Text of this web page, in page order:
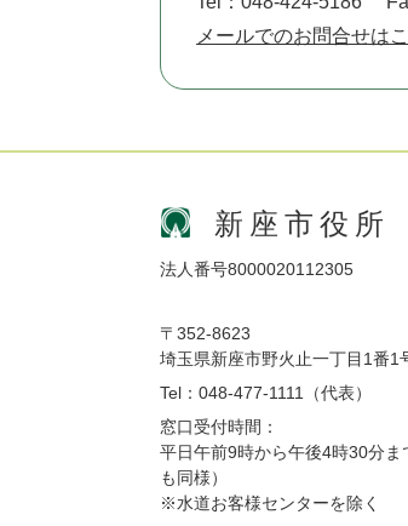
メールでのお問合せは
新座市役所
法人番号8000020112305
〒352-8623
埼玉県新座市野火止一丁目1番1
Tel：048-477-1111（代表）
窓口受付時間：
平日午前9時から午後4時30分ま
も同様）
※水道お客様センターを除く